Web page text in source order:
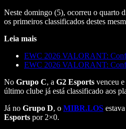
Neste domingo (5), ocorreu o quarto
os primeiros classificados destes
Leia mais
EWC 2026 VALORANT:
EWC 2026 VALORANT:
No Grupo C, a G2 Esports venceu
último clube já está classificado aos
Já no Grupo D, o MIBR.LOS
Esports por 2×0.